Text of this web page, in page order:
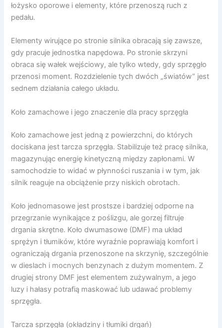
łożysko oporowe i elementy, które przenoszą ruch z
pedału.
Elementy wirujące po stronie silnika obracają się zawsze,
gdy pracuje jednostka napędowa. Po stronie skrzyni
obraca się wałek wejściowy, ale tylko wtedy, gdy sprzęgło
przenosi moment. Rozdzielenie tych dwóch „światów” jest
sednem działania całego układu.
Koło zamachowe i jego znaczenie dla pracy sprzęgła
Koło zamachowe jest jedną z powierzchni, do których
dociskana jest tarcza sprzęgła. Stabilizuje też pracę silnika,
magazynując energię kinetyczną między zapłonami. W
samochodzie to widać w płynności ruszania i w tym, jak
silnik reaguje na obciążenie przy niskich obrotach.
Koło jednomasowe jest prostsze i bardziej odporne na
przegrzanie wynikające z poślizgu, ale gorzej filtruje
drgania skrętne. Koło dwumasowe (DMF) ma układ
sprężyn i tłumików, które wyraźnie poprawiają komfort i
ograniczają drgania przenoszone na skrzynię, szczególnie
w dieslach i mocnych benzynach z dużym momentem. Z
drugiej strony DMF jest elementem zużywalnym, a jego
luzy i hałasy potrafią maskować lub udawać problemy
sprzęgła.
Tarcza sprzęgła (okładziny i tłumiki drgań)